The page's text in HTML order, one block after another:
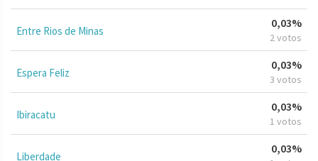
Entre Rios de Minas
0,03%
2 votos
Espera Feliz
0,03%
3 votos
Ibiracatu
0,03%
1 votos
Liberdade
0,03%